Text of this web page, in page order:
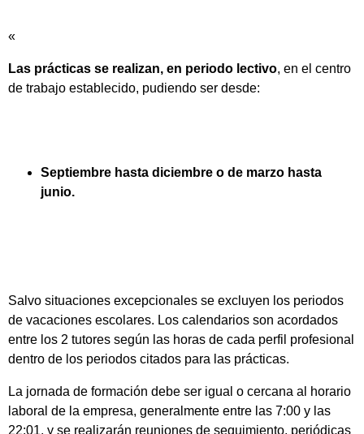
«
Las prácticas se realizan, en periodo lectivo, en el centro
de trabajo establecido, pudiendo ser desde:
Septiembre hasta diciembre o de marzo hasta
junio.
Salvo situaciones excepcionales se excluyen los periodos
de vacaciones escolares. Los calendarios son acordados
entre los 2 tutores según las horas de cada perfil profesional
dentro de los periodos citados para las prácticas.
La jornada de formación debe ser igual o cercana al horario
laboral de la empresa, generalmente entre las 7:00 y las
22:01, y se realizarán reuniones de seguimiento, periódicas